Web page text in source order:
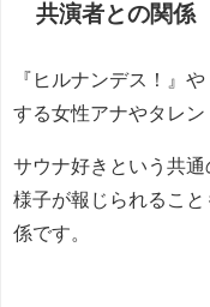
共演者との関係
『ヒルナンデス！』
する女性アナやタレン
サウナ好きという共
様子が報じられるこ
係です。